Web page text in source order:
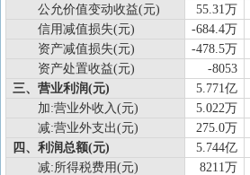
公允价值变动收益(元)
55.31万
信用减值损失(元)
-684.4万
资产减值损失(元)
-478.5万
资产处置收益(元)
-8053
三、营业利润(元)
5.771亿
加:营业外收入(元)
5.022万
减:营业外支出(元)
275.0万
四、利润总额(元)
5.744亿
减:所得税费用(元)
8211万